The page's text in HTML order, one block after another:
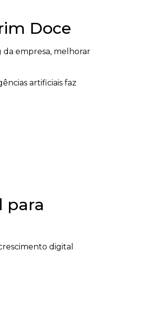
Doce
empresa, melhorar
artificiais faz
para
digital